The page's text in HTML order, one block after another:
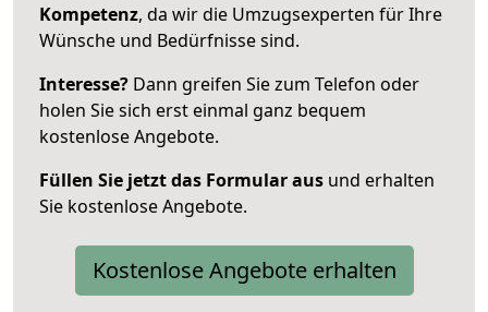
Kompetenz, da wir die Umzugsexperten für Ihre
Wünsche und Bedürfnisse sind.
Interesse? Dann greifen Sie zum Telefon oder
holen Sie sich erst einmal ganz bequem
kostenlose Angebote.
Füllen Sie jetzt das Formular aus und erhalten
Sie kostenlose Angebote.
Kostenlose Angebote erhalten